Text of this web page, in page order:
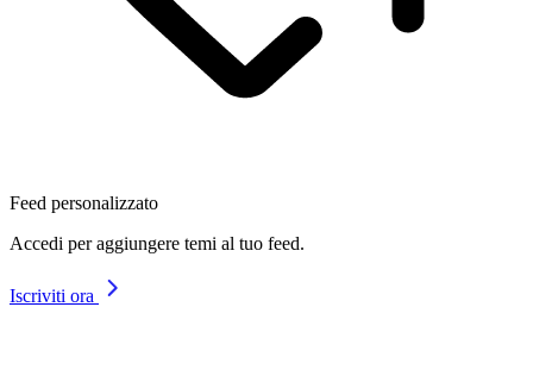
Feed personalizzato
Accedi per aggiungere temi al tuo feed.
Iscriviti ora